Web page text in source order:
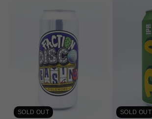
SOLD OUT SOLD OUT